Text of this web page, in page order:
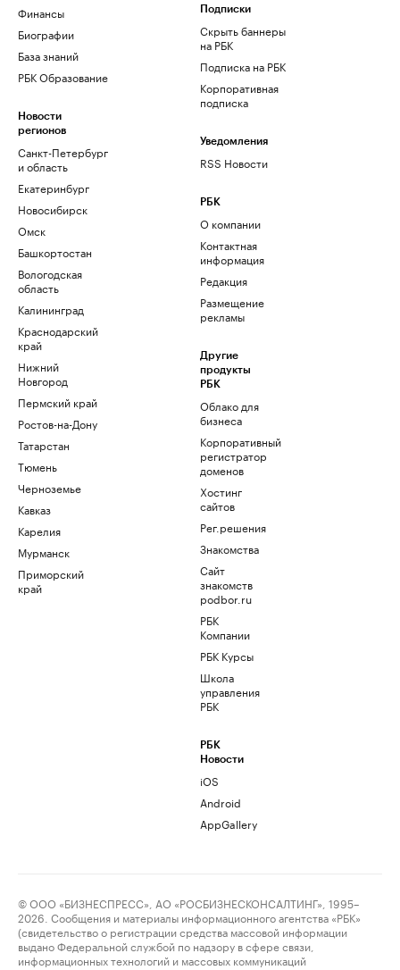
Финансы
Биографии
База знаний
РБК Образование
Новости
регионов
Санкт-Петербург
и область
Екатеринбург
Новосибирск
Омск
Башкортостан
Вологодская
область
Калининград
Краснодарский
край
Нижний
Новгород
Пермский край
Ростов-на-Дону
Татарстан
Тюмень
Черноземье
Кавказ
Карелия
Мурманск
Приморский
край
Подписки
Скрыть баннеры
на РБК
Подписка на РБК
Корпоративная
подписка
Уведомления
RSS Новости
РБК
О компании
Контактная
информация
Редакция
Размещение
рекламы
Другие
продукты
РБК
Облако для
бизнеса
Корпоративный
регистратор
доменов
Хостинг
сайтов
Рег.решения
Знакомства
Сайт
знакомств
podbor.ru
РБК
Компании
РБК Курсы
Школа
управления
РБК
РБК
Новости
iOS
Android
AppGallery
© ООО «БИЗНЕСПРЕСС», АО «РОСБИЗНЕСКОНСАЛТИНГ», 1995–
2026. Сообщения и материалы информационного агентства «РБК»
(свидетельство о регистрации средства массовой информации
выдано Федеральной службой по надзору в сфере связи,
информационных технологий и массовых коммуникаций